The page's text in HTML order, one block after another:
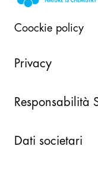
Coockie policy
Privacy
Responsabilità
Dati societari